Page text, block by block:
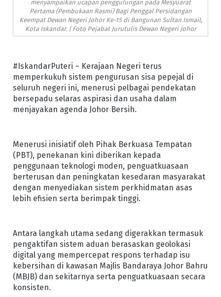
menyampaikan ucapan penggulungan pada Mesyuarat
Pertama (Pembukaan Rasmi) Bagi Penggal Persidangan
Keempat Dewan Negeri Johor Ke-15 di Bangunan Sultan Ismail,
Kota Iskandar. | Foto Pejabat Jurutulis Dewan Negeri Johor
#IskandarPuteri – Kerajaan Negeri terus
memperkukuh sistem pengurusan sisa pepejal di
seluruh negeri ini, menerusi pelbagai pendekatan
bersepadu selaras aspirasi dan usaha dalam
menjayakan agenda Johor Bersih.
Menerusi inisiatif oleh Pihak Berkuasa Tempatan
(PBT), penekanan kini diberikan kepada
penggunaan teknologi moden, penguatkuasaan
berterusan dan peningkatan kesedaran masyarakat
dengan menyediakan sistem perkhidmatan asas
lebih efisien serta berimpak tinggi.
Antara langkah utama sedang digerakkan termasuk
pengaktifan sistem aduan berasaskan geolokasi
digital yang mempercepat respons terhadap isu
kebersihan di kawasan Majlis Bandaraya Johor Bahru
(MBJB) dan sekitarnya serta penguatkuasaan secara
konsisten.